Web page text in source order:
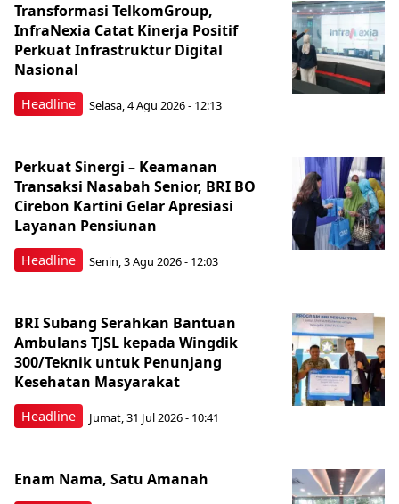
Headline
Transformasi TelkomGroup,
InfraNexia Catat Kinerja Positif
Perkuat Infrastruktur Digital
Nasional
Selasa, 4 Agu 2026 - 12:13
Headline
Perkuat Sinergi – Keamanan
Transaksi Nasabah Senior, BRI BO
Cirebon Kartini Gelar Apresiasi
Layanan Pensiunan
Senin, 3 Agu 2026 - 12:03
Headline
BRI Subang Serahkan Bantuan
Ambulans TJSL kepada Wingdik
300/Teknik untuk Penunjang
Kesehatan Masyarakat ​
Jumat, 31 Jul 2026 - 10:41
Enam Nama, Satu Amanah